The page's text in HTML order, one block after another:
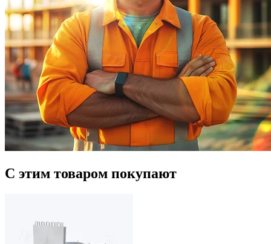
С этим товаром покупают